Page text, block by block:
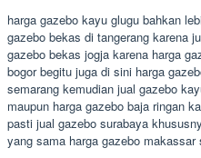
harga gazebo kayu glugu bahkan
gazebo bekas di tangerang karena
gazebo bekas jogja karena harga
bogor begitu juga di sini harga
semarang kemudian jual gazebo
maupun harga gazebo baja ringan
pasti jual gazebo surabaya
yang sama harga gazebo makassar